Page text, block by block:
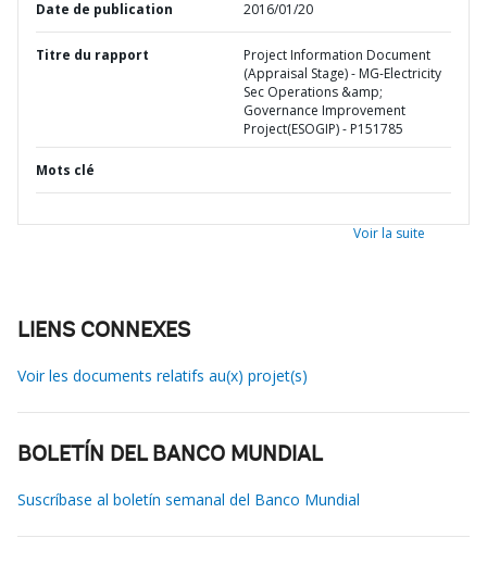
Date de publication 2016/01/20
Titre du rapport
Project Information Document
(Appraisal Stage) - MG-Electricity
Sec Operations &amp;
Governance Improvement
Project(ESOGIP) - P151785
Mots clé
Voir la suite
LIENS CONNEXES
Voir les documents relatifs au(x) projet(s)
BOLETÍN DEL BANCO MUNDIAL
Suscríbase al boletín semanal del Banco Mundial